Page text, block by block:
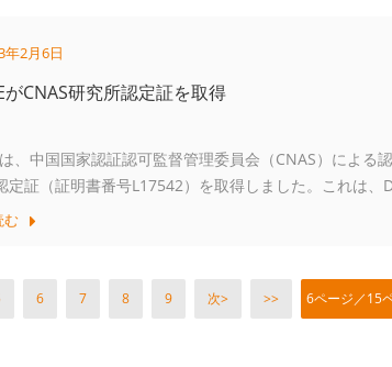
年2月6日
がCNAS研究所認定証を取得
、中国国家認証認可監督管理委員会（CNAS）による
定証（証明書番号L17542）を取得しました。これは、
準を満たしていることを示しています。
む
6 7 8 9 次> >> 6ページ／15